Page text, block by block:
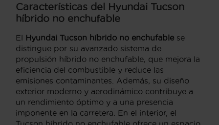
Características del Hyundai Tucson
híbrido no enchufable
El Hyundai Tucson híbrido no enchufable se
distingue por su avanzado sistema de
propulsión híbrido no enchufable, que mejora la
eficiencia del combustible y reduce las
emisiones contaminantes. Además, su diseño
exterior moderno y aerodinámico contribuye a
un rendimiento óptimo y a una presencia
imponente en la carretera. En el interior, el